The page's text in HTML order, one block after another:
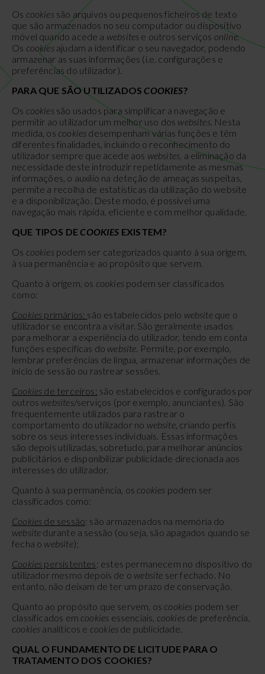
Os cookiessão arquivos ou pequenos ficheiros de texto
que são armazenados no seu computador ou dispositivo
móvel quando acede a websites e outros serviços online.
Os cookiesajudam a identificar o seu navegador, podendo
armazenar as suas informações (i.e. configurações e
preferências do utilizador).
PARA QUE SÃO UTILIZADOSCOOKIES?
Os cookiessão usados para simplificar a navegação e
permitir ao utilizador um melhor uso dos websites. Nesta
medida, os cookies desempenham várias funções e têm
diferentes finalidades, incluindo o reconhecimento do
utilizador sempre que acede aos websites , a eliminação da
necessidade deste introduzir repetidamente as mesmas
informações, o auxílio na deteção de ameaças suspeitas,
permite a recolha de estatísticas da utilização do website
e a disponibilização. Deste modo, é possível uma
navegação mais rápida, eficiente e com melhor qualidade.
QUE TIPOS DECOOKIES EXISTEM?
Os cookies podem ser categorizados quanto à sua origem,
à sua permanência e ao propósito que servem.
Quanto à origem, os cookiespodem ser classificados
como:
Cookies primários: são estabelecidos pelo websiteque o
utilizador se encontra a visitar. São geralmente usados
para melhorar a experiência do utilizador, tendo em conta
funções específicas do website. Permite, por exemplo,
lembrar preferências de língua, armazenar informações de
início de sessão ou rastrear sessões.
Cookies de terceiros: são estabelecidos e configurados por
outros websites/serviços (por exemplo, anunciantes). São
frequentemente utilizados para rastrear o
comportamento do utilizador no website, criando perfis
sobre os seus interesses individuais. Essas informações
são depois utilizadas, sobretudo, para melhorar anúncios
publicitários e disponibilizar publicidade direcionada aos
interesses do utilizador.
Quanto à sua permanência, oscookies podem ser
classificados como:
Cookies de sessão: são armazenados na memória do
website durante a sessão (ou seja, são apagados quando se
fecha o website);
Cookies persistentes: estes permanecem no dispositivo do
utilizador mesmo depois de o website ser fechado. No
entanto, não deixam de ter um prazo de conservação.
Quanto ao propósito que servem, oscookies podem ser
classificados emcookies essenciais, cookiesde preferência,
cookies analíticos e cookies de publicidade.
QUAL O FUNDAMENTO DE LICITUDE PARA O
TRATAMENTO DOS COOKIES?